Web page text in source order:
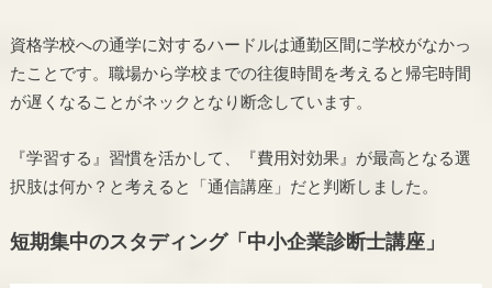
資格学校への通学に対するハードルは通勤区間に学校がなかっ
たことです。職場から学校までの往復時間を考えると帰宅時間
が遅くなることがネックとなり断念しています。
『学習する』習慣を活かして、『費用対効果』が最高となる選
択肢は何か？と考えると「通信講座」だと判断しました。
短期集中のスタディング「中小企業診断士講座」